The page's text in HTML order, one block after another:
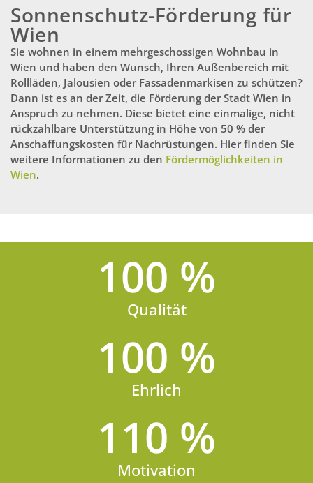
Sonnenschutz-Förderung für
Wien
Sie wohnen in einem mehrgeschossigen Wohnbau in
Wien und haben den Wunsch, Ihren Außenbereich mit
Rollläden, Jalousien oder Fassadenmarkisen zu schützen?
Dann ist es an der Zeit, die Förderung der Stadt Wien in
Anspruch zu nehmen. Diese bietet eine einmalige, nicht
rückzahlbare Unterstützung in Höhe von 50 % der
Anschaffungskosten für Nachrüstungen. Hier finden Sie
weitere Informationen zu den Fördermöglichkeiten in
Wien.
Qualität
100 %
Ehrlich
100 %
Motivation
110 %